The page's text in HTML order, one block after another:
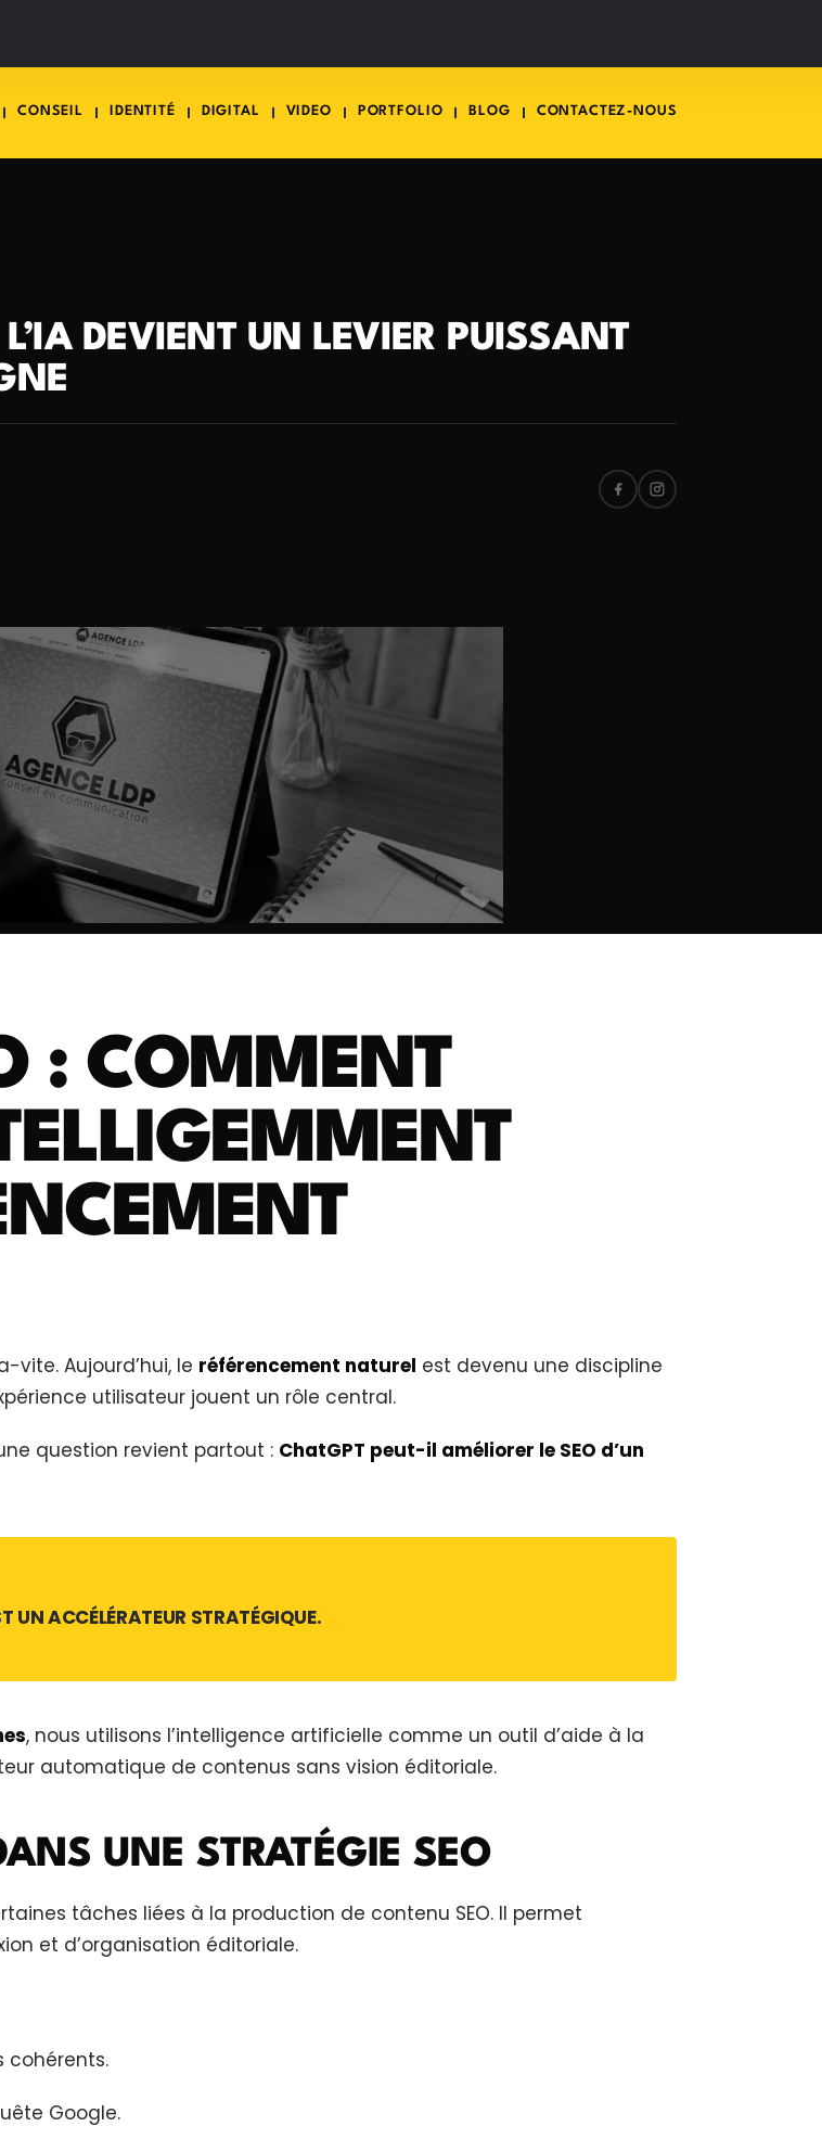
CONSEIL IDENTITÉ DIGITAL VIDEO PORTFOLIO BLOG CONTACTEZ-NOUS
DEVIENT UN LEVIER PUISSANT
: COMMENT
vite. Aujourd’hui, le référencement naturel est devenu une discipline
utilisateur jouent un rôle central.
question revient partout : ChatGPT peut-il améliorer le SEO d’un
UN ACCÉLÉRATEUR STRATÉGIQUE.
, nous utilisons l’intelligence artificielle comme un outil d’aide à la
automatique de contenus sans vision éditoriale.
UNE STRATÉGIE SEO
tâches liées à la production de contenu SEO. Il permet
et d’organisation éditoriale.
cohérents.
Google.